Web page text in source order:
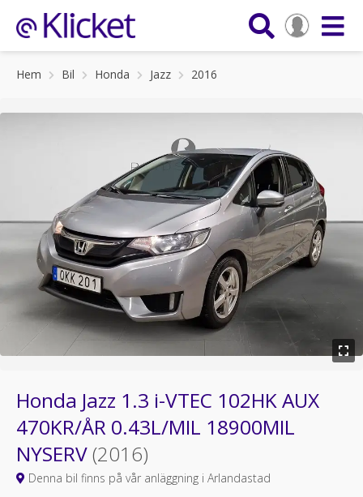
Hem Bil Honda Jazz 2016
Honda Jazz 1.3 i-VTEC 102HK AUX
470KR/ÅR 0.43L/MIL 18900MIL
NYSERV(2016)
Denna bil finns på vår anläggning i Arlandastad